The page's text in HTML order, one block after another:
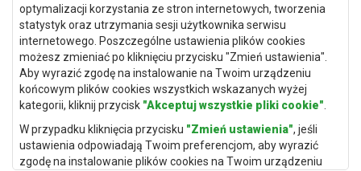
optymalizacji korzystania ze stron internetowych, tworzenia
statystyk oraz utrzymania sesji użytkownika serwisu
internetowego. Poszczególne ustawienia plików cookies
możesz zmieniać po kliknięciu przycisku "Zmień ustawienia".
Aby wyrazić zgodę na instalowanie na Twoim urządzeniu
końcowym plików cookies wszystkich wskazanych wyżej
kategorii, kliknij przycisk "Akceptuj wszystkie pliki cookie"
W przypadku kliknięcia przycisku "Zmień ustawienia", jeśli
ustawienia odpowiadają Twoim preferencjom, aby wyrazić
zgodę na instalowanie plików cookies na Twoim urządzeniu
Dywany Łódź
Dywany Katowice
Dywany Rzeszów
Dywany Częstochowa